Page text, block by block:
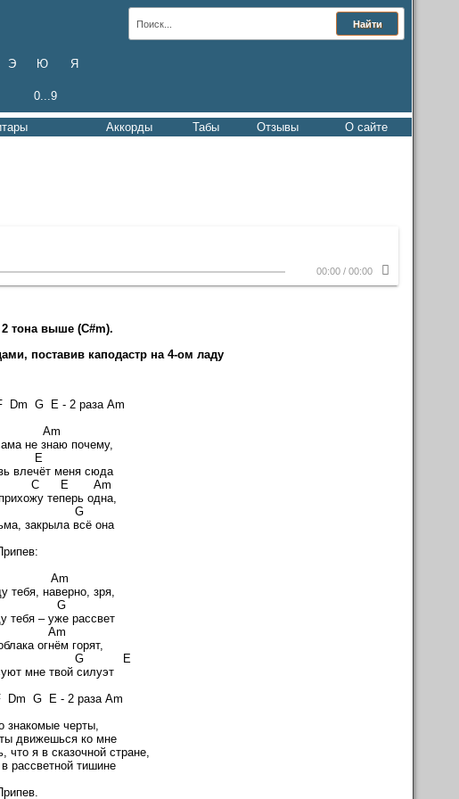
Э Ю Я
0...9
Аккорды Табы Отзывы О сайте
00:00 / 00:00
тона выше (C#m).
поставив каподастр на 4-ом ладу
Dm G E - 2 раза Am
Am
не знаю почему,
E
влечёт меня сюда
E Am
теперь одна,
G
закрыла всё она
тебя, наверно, зря,
G
тебя – уже рассвет
огнём горят,
G E
мне твой силуэт
G E - 2 раза Am
знакомые черты,
движешься ко мне
что я в сказочной стране,
рассветной тишине